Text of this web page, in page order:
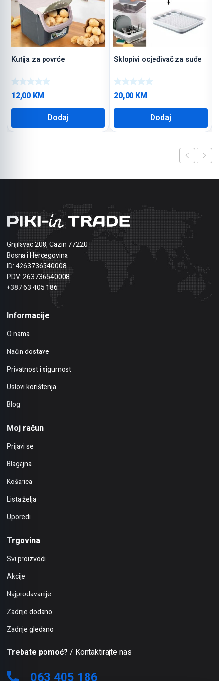
Kutija za povrće
12,00 KM
Dodaj
Sklopivi ocjeđivač za suđe
20,00 KM
Dodaj
Gnjilavac 208, Cazin 77220
Bosna i Hercegovina
ID: 4263736540008
PDV: 263736540008
+387 63 405 186
Informacije
O nama
Način dostave
Privatnost i sigurnost
Uslovi korištenja
Blog
Moj račun
Prijavi se
Blagajna
Košarica
Lista želja
Uporedi
Trgovina
Svi proizvodi
Akcije
Najprodavanije
Zadnje dodano
Zadnje gledano
Trebate pomoć? / Kontaktirajte nas
063 405 186